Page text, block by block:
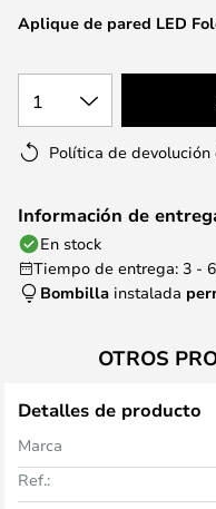
Aplique de pared LED
1
Política de devolución
Información de
En stock
Tiempo de entrega: 3 -
Bombilla instalada
OTROS
Detalles de producto
Marca
Ref.: